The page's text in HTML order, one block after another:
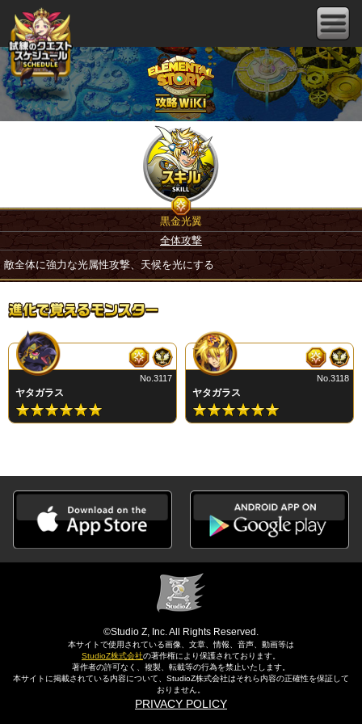
黒金光翼
全体攻撃
敵全体に強力な光属性攻撃、天候を光にする
ヤタガラス
No.3117
ヤタガラス
No.3118
©Studio Z, Inc. All Rights Reserved.
本サイトで使用されている画像、文章、情報、音声、動画等は
StudioZ株式会社の著作権により保護されております。
著作者の許可なく、複製、転載等の行為を禁止いたします。
本サイトに掲載されている内容について、StudioZ株式会社はそれら内容の正確性を保証して
おりません。
PRIVACY POLICY